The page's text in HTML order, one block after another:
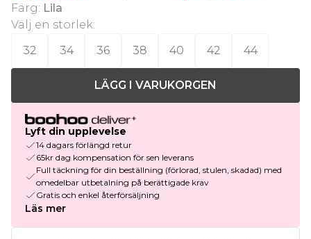
Färg: Lila
Välj en storlek:
32
34 36 38 40 42 44
LÄGG I VARUKORGEN
Lyft din upplevelse
14 dagars förlängd retur
65kr dag kompensation för sen leverans
Full täckning för din beställning (förlorad, stulen, skadad) med
omedelbar utbetalning på berättigade krav
Gratis och enkel återförsäljning
Läs mer